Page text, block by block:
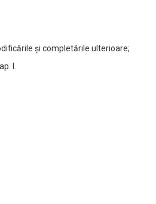
și completările ulterioare;
I.